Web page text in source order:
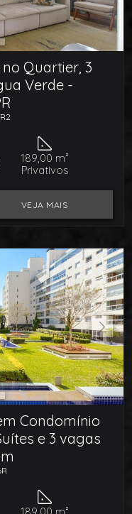
Quartier, 3
Verde -
189,00 m²
Privativos
VEJA MAIS
Condomínio
e 3 vagas